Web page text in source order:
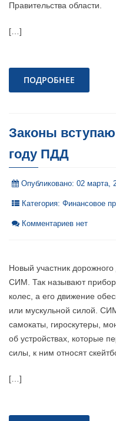
Правительства области.
[…]
ПОДРОБНЕЕ
Законы
году ПДД
Опубликовано: 02 марта,
Категория: Финансовое
Комментариев нет
Новый участник
СИМ. Так называют
колес, а его движение
или мускульной силой.
самокаты, гироскутеры,
об устройствах, которые
силы, к ним относят
[…]